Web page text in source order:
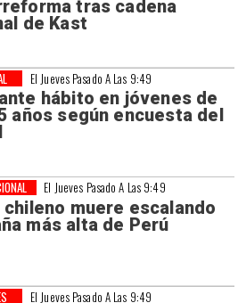
tras cadena
de Kast
El Jueves Pasado A Las 9:49
hábito en jóvenes de
años según encuesta del
El Jueves Pasado A Las 9:49
chileno muere escalando
más alta de Perú
El Jueves Pasado A Las 9:49